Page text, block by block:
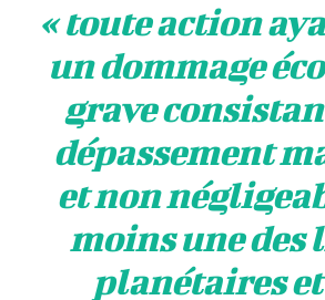
« toute action
un dommage
grave
dépassement
et non
moins une des
planétaires